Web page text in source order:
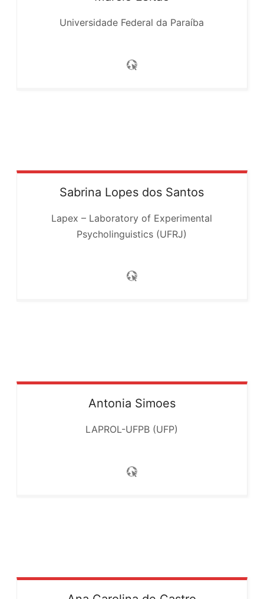
Universidade Federal da Paraíba
Sabrina Lopes dos Santos
Lapex – Laboratory of Experimental
Psycholinguistics (UFRJ)
Antonia Simoes
LAPROL-UFPB (UFP)